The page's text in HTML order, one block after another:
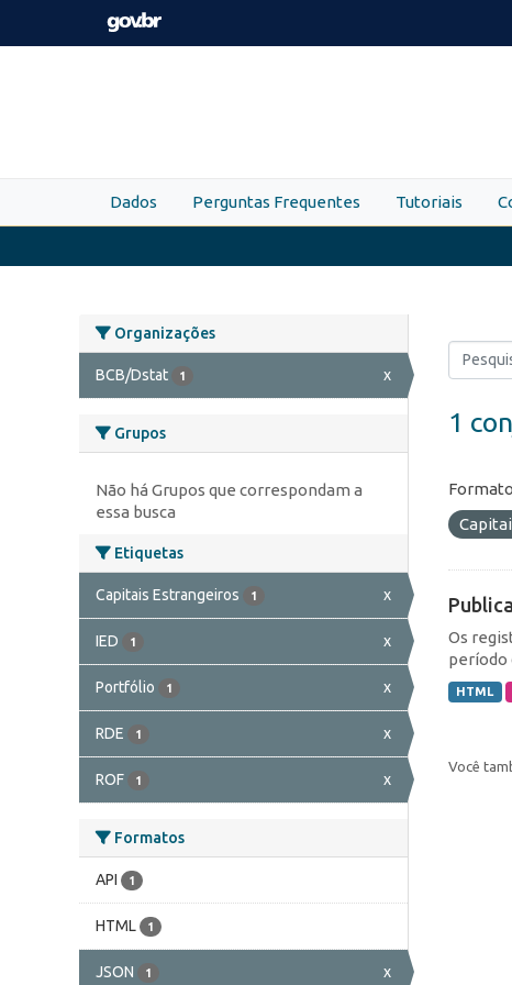
Skip to main content
Dados Perguntas Frequentes Tutoriais
Organizações
BCB/Dstat 1 x
Grupos
Não há Grupos que correspondam a
essa busca
Etiquetas
Capitais Estrangeiros 1 x
IED 1 x
Portfólio 1 x
RDE 1 x
ROF 1 x
Formatos
API 1
HTML 1
JSON 1 x
1
Os
período
HTML
Você